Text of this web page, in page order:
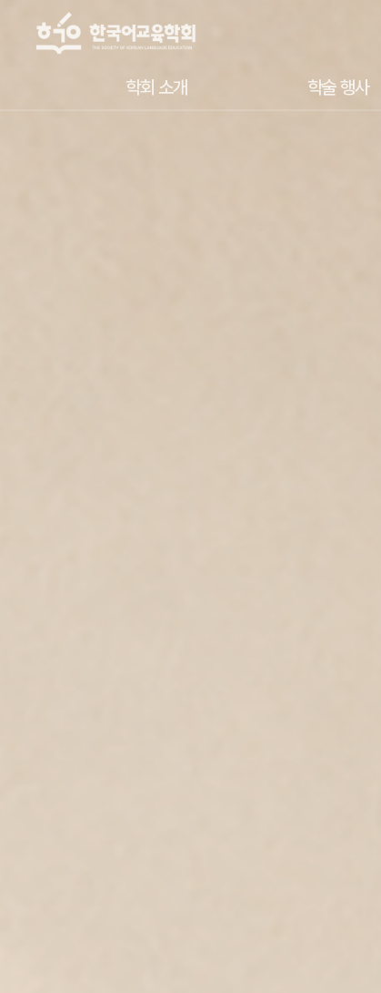
학회 소개 학술 행사